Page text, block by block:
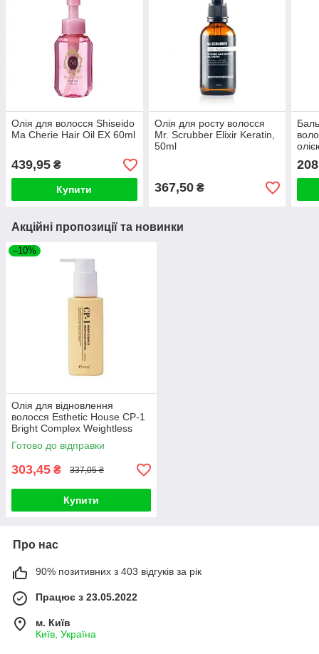
Олія для волосся Shiseido
Ma Cherie Hair Oil EX 60ml
439,95 ₴
Купити
Олія для росту волосся
Mr. Scrubber Elixir Keratin,
50ml
367,50₴
Акційні пропозиції та новинки
–10%
Олія для відновлення
волосся Esthetic House CP-1
Bright Complex Weightless
Hair Oil 100 мл
Готово до відправки
303,45 ₴ 337,05 ₴
Купити
Про нас
90% позитивних з 403 відгуків за рік
Працює з 23.05.2022
м. Київ
Київ, Україна